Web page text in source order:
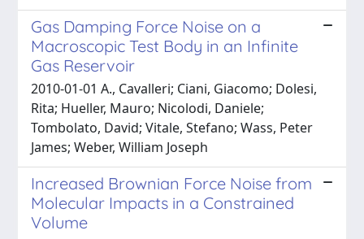
Gas Damping Force Noise on a
Macroscopic Test Body in an Infinite
Gas Reservoir
2010-01-01 A., Cavalleri; Ciani, Giacomo; Dolesi,
Rita; Hueller, Mauro; Nicolodi, Daniele;
Tombolato, David; Vitale, Stefano; Wass, Peter
James; Weber, William Joseph
Increased Brownian Force Noise from
Molecular Impacts in a Constrained
Volume